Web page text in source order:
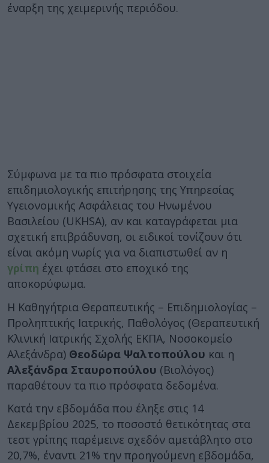
έναρξη της χειμερινής περιόδου.
Σύμφωνα με τα πιο πρόσφατα στοιχεία
επιδημιολογικής επιτήρησης της Υπηρεσίας
Υγειονομικής Ασφάλειας του Ηνωμένου
Βασιλείου (UKHSA), αν και καταγράφεται μια
σχετική επιβράδυνση, οι ειδικοί τονίζουν ότι
είναι ακόμη νωρίς για να διαπιστωθεί αν η
γρίπη έχει φτάσει στο εποχικό της
αποκορύφωμα.
Η Καθηγήτρια Θεραπευτικής – Επιδημιολογίας –
Προληπτικής Ιατρικής, Παθολόγος (Θεραπευτική
Κλινική Ιατρικής Σχολής ΕΚΠΑ, Νοσοκομείο
Αλεξάνδρα) Θεοδώρα Ψαλτοπούλου και η
Αλεξάνδρα Σταυροπούλου (Βιολόγος)
παραθέτουν τα πιο πρόσφατα δεδομένα.
Κατά την εβδομάδα που έληξε στις 14
Δεκεμβρίου 2025, το ποσοστό θετικότητας στα
τεστ γρίπης παρέμεινε σχεδόν αμετάβλητο στο
20,7%, έναντι 21% την προηγούμενη εβδομάδα,